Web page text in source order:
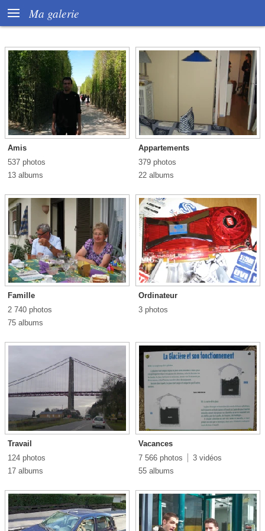
 Ma galerie
Amis
537 photos
13 albums
Appartements
379 photos
22 albums
Famille
2 740 photos
75 albums
Ordinateur
3 photos
Travail
124 photos
17 albums
Vacances
7 566 photos
3 vidéos
55 albums